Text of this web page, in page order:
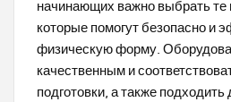
начинающих важно выбрать те
которые помогут безопасно и
физическую форму.
качественным и
подготовки, а также